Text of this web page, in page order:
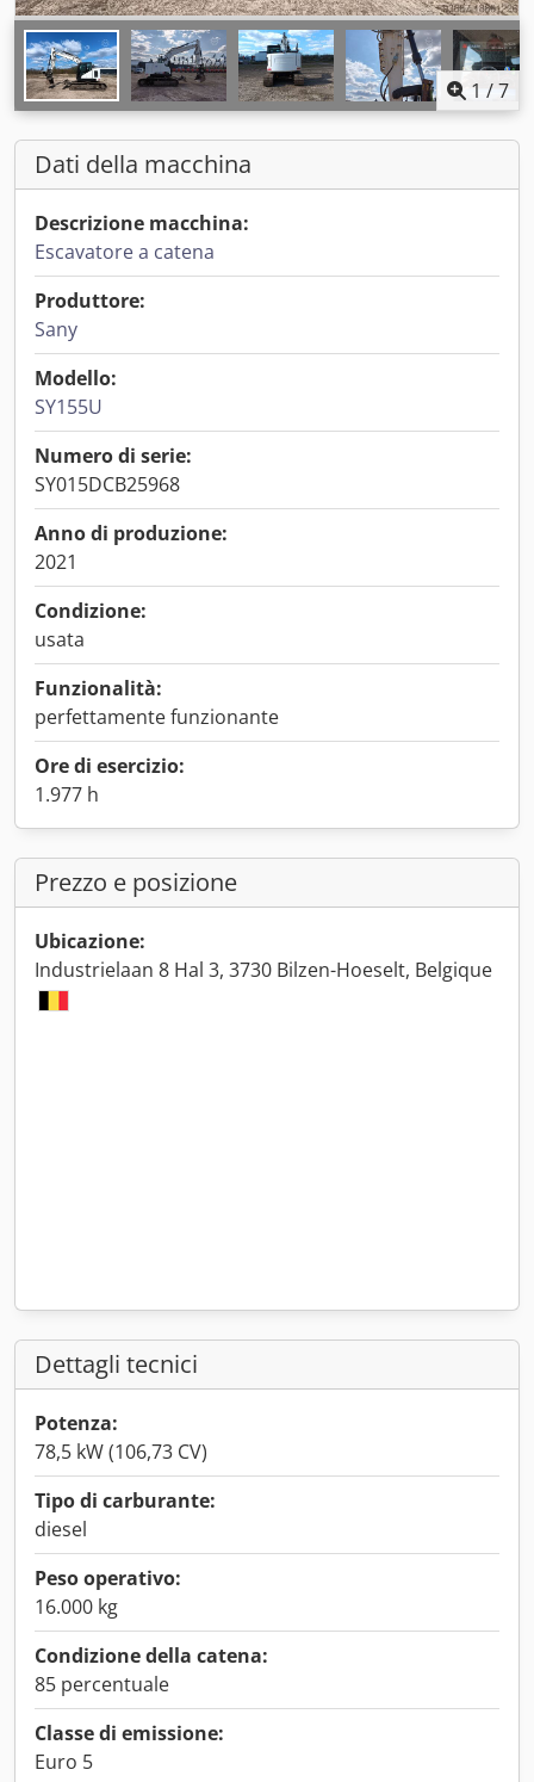
1 /7
Dati della macchina
Descrizione macchina:
Escavatore a catena
Produttore:
Sany
Modello:
SY155U
Numero di serie:
SY015DCB25968
Anno di produzione:
2021
Condizione:
usata
Funzionalità:
perfettamente funzionante
Ore di esercizio:
1.977 h
Prezzo e posizione
Ubicazione:
Industrielaan 8 Hal 3, 3730 Bilzen-Hoeselt, Belgique
Dettagli tecnici
Potenza:
78,5 kW (106,73 CV)
Tipo di carburante:
diesel
Peso operativo:
16.000 kg
Condizione della catena:
85 percentuale
Classe di emissione:
Euro 5